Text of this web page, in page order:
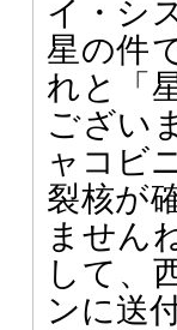
イ・シ
星の件
れと「
ござい
ャコビ
裂核が
ません
して、
ンに送